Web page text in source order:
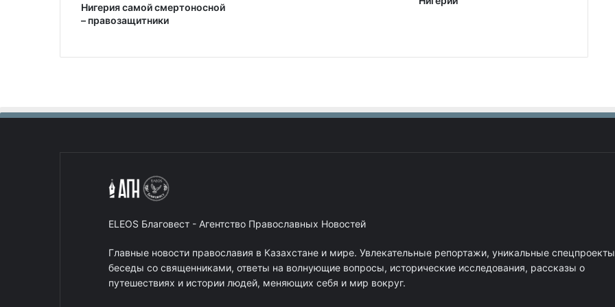
Нигерия самой смертоносной
– правозащитники
ELEOS Благовест - Агентство Православных Новостей
Главные новости православия в Казахстане и мире. Увлекательные репортажи, уникальные
беседы со священниками, ответы на волнующие вопросы, исторические исследования, рассказы о
путешествиях и истории людей, меняющих себя и мир вокруг.